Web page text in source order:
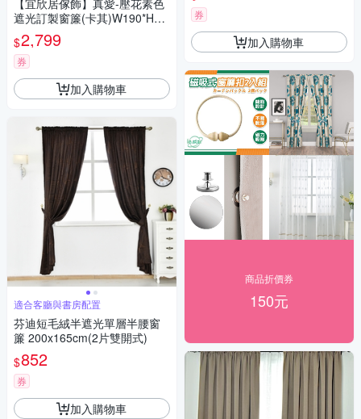
【宜欣居傢飾】真愛-壓花素色
遮光訂製窗簾(卡其)W190*H16
5cm以內*2片/半腰/台灣製MIT
$2,799
券
加入購物車
適合客廳與書房配置
芬迪短毛絨半遮光單層半腰窗
簾 200x165cm(2片雙開式)
$852
券
加入購物車
券
加入購物車
商品折價券
150元